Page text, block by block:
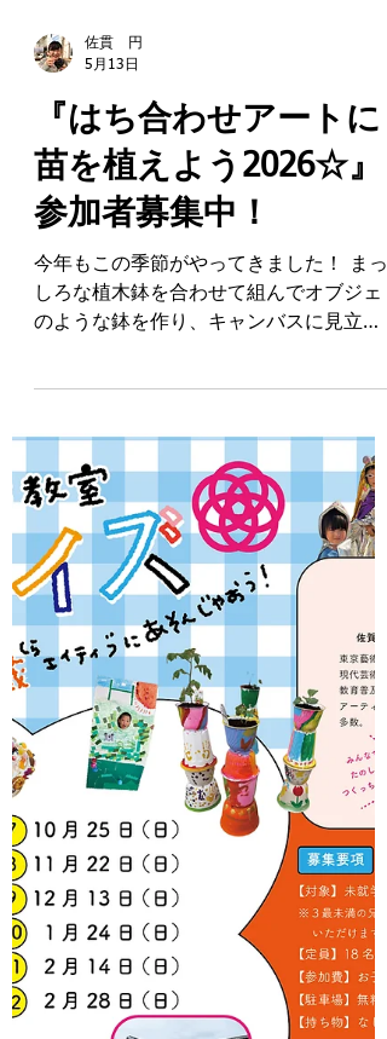
佐貫 円
『はち合わせアートに
苗を植えよう2026☆』
参加者募集中！
今年もこの季節がやってきました！ まっ
しろな植木鉢を合わせて組んでオブジェ
のような鉢を作り、キャンバスに見立て
て絵を描きます。 出来上がったオリジナ
ルのアートな鉢にお花や野菜の苗を植え
ましょう。 カラフルでパワフルな植木鉢
で、植物たちもぐんぐん育つはず☆ 子ど
もたちがしっかり根を張ってたくましく
育ってくれますようにと願いを込めて。
ぜひご参加ください。 お待ちしています
☆ 【日時】2026年5月31日（日）13:30
～15:30 【講師】佐貫 巧（佐賀女子短期
大学こども未来学科 准教授） 【対象】未
就学児（3～6歳）・小学生※3歳未満の兄
弟姉妹の方も、保護者の方と一緒にご参
加いただけます。 【参加費（材料費）】
お子様ひとりあたり1,000円 【持ち物】
なし（汚れても良い服装でお願いしま
す） 【会場】EDAUME 東の蔵（旧枝梅
酒造） 【住所】佐賀県佐賀市八戸1丁目
2-32 【駐車場】無料 【定員】18名（先